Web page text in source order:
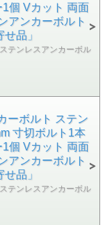
個 Vカット 両面
アンカーボルト
品」
テンレスアンカーボル
ーボルト ステン
寸切ボルト1本
個 Vカット 両面
アンカーボルト
品」
テンレスアンカーボル